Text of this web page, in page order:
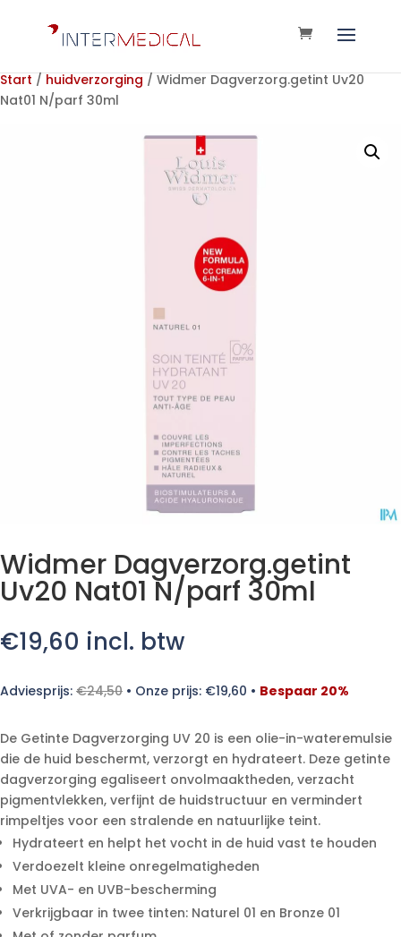
Start / huidverzorging / Widmer Dagverzorg.getint Uv20
Nat01 N/parf 30ml
Widmer Dagverzorg.getint
Uv20 Nat01 N/parf 30ml
€19,60 incl. btw
Adviesprijs: €24,50 • Onze prijs: €19,60 • Bespaar 20%
De Getinte Dagverzorging UV 20 is een olie-in-wateremulsie
die de huid beschermt, verzorgt en hydrateert. Deze getinte
dagverzorging egaliseert onvolmaaktheden, verzacht
pigmentvlekken, verfijnt de huidstructuur en vermindert
rimpeltjes voor een stralende en natuurlijke teint.
Hydrateert en helpt het vocht in de huid vast te houden
Verdoezelt kleine onregelmatigheden
Met UVA- en UVB-bescherming
Verkrijgbaar in twee tinten: Naturel 01 en Bronze 01